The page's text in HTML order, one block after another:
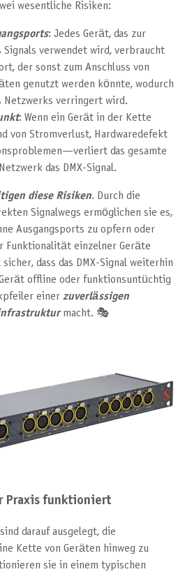
wesentliche Risiken:
: Jedes Gerät, das zur
Signals verwendet wird, verbraucht
der sonst zum Anschluss von
genutzt werden könnte, wodurch
Netzwerks verringert wird.
: Wenn ein Gerät in der Kette
von Stromverlust, Hardwaredefekt
das gesamte
das DMX-Signal.
diese Risiken. Durch die
Signalwegs ermöglichen sie es,
Ausgangsports zu opfern oder
Funktionalität einzelner Geräte
dass das DMX-Signal weiterhin
offline oder funktionsuntüchtig
einer zuverlässigen
macht. 🎭
Praxis funktioniert
darauf ausgelegt, die
Kette von Geräten hinweg zu
sie in einem typischen